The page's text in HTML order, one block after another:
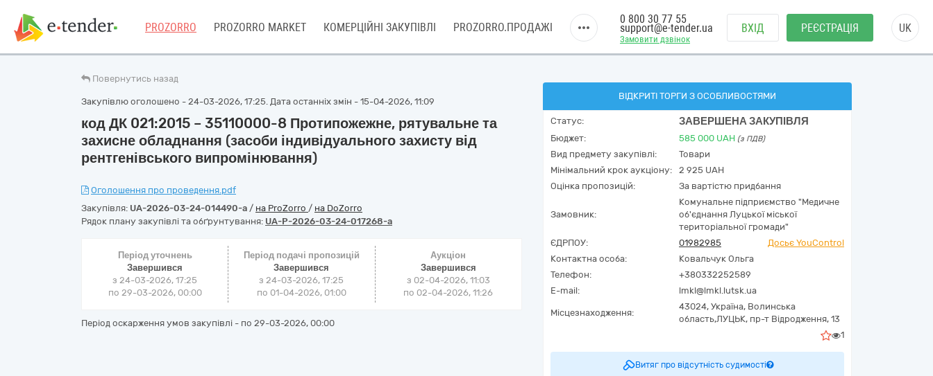
PROZORRO PROZORRO MARKET КОМЕРЦІЙНІ ЗАКУПІВЛІ PROZORRO.ПРОДАЖІ
Замовити дзвінок
0 800 30 77 55
support@e-tender.ua ВХІД РЕЄСТРАЦІЯ UK
Повернутись назад
Закупівлю оголошено - 24-03-2026, 17:25. Дата останніх змін - 15-04-2026, 11:09
код ДК 021:2015 – 35110000-8 Протипожежне, рятувальне та
захисне обладнання (засоби індивідуального захисту від
рентгенівського випромінювання)
Оголошення про проведення.pdf
Закупівля: UA-2026-03-24-014490-a / на ProZorro / на DoZorro
Рядок плану закупівлі та обґрунтування: UA-P-2026-03-24-017268-a
Період уточнень
Завершився
з 24-03-2026, 17:25
по 29-03-2026, 00:00
Період подачі пропозицій
Завершився
з 24-03-2026, 17:25
по 01-04-2026, 01:00
Аукціон
Завершився
з 02-04-2026, 11:03
по 02-04-2026, 11:26
Період оскарження умов закупівлі - по 29-03-2026, 00:00
ВІДКРИТІ ТОРГИ З ОСОБЛИВОСТЯМИ
Статус: ЗАВЕРШЕНА ЗАКУПІВЛЯ
Бюджет: 585 000 UAH (з ПДВ)
Вид предмету закупівлі:
Товари
Мінімальний крок аукціону:
2 925 UAH
Оцінка пропозицій:
За вартістю придбання
Замовник:
Комунальне підприємство "Медичне
об'єднання Луцької міської
територіальної громади"
ЄДРПОУ:
01982985
Досьє YouControl
Контактна особа:
Ковальчук Ольга
Телефон:
+380332252589
E-mail:
lmkl@lmkl.lutsk.ua
Місцезнаходження:
43024, Україна, Волинська
область,ЛУЦЬК, пр-т Відродження, 13
1
Витяг про відсутність судимості